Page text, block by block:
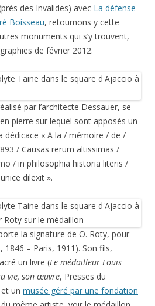
des Invalides) avec La défense
Boisseau, retournons y cette
monuments qui s’y trouvent,
de février 2012.
par l’architecte Dessauer, se
pierre sur lequel sont apposés un
dédicace « A la / mémoire / de /
/ Causas rerum altissimas /
/ in philosophia historia literis /
dilexit ».
la signature de O. Roty, pour
1846 – Paris, 1911). Son fils,
un livre (Le médailleur Louis
vie, son œuvre, Presses du
un musée géré par une fondation